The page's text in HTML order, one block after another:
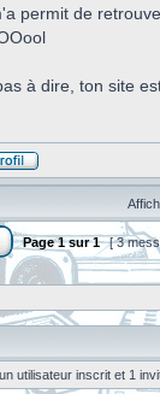
permit de
à dire, ton site
Page1sur1 [ 3
utilisateur inscrit et 1